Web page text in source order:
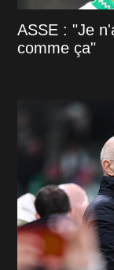
ASSE : "Je
comme ça"